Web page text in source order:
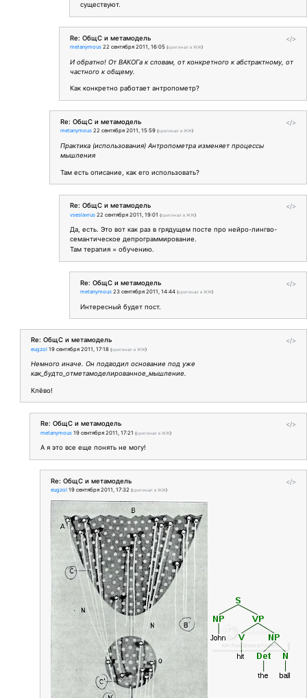
существуют.
</>
Re: ОбщС и метамодель
metanymous 22 сентября 2011, 16:05 (оригинал в ЖЖ)
И обратно! От ВАКОГа к словам, от конкретного к абстрактному, от
частного к общему.
Как конкретно работает антропометр?
</>
Re: ОбщС и метамодель
metanymous 22 сентября 2011, 15:59 (оригинал в ЖЖ)
Практика (использования) Антропометра изменяет процессы
мышления
Там есть описание, как его использовать?
</>
Re: ОбщС и метамодель
vseslavrus 22 сентября 2011, 19:01 (оригинал в ЖЖ)
Да, есть. Это вот как раз в грядущем посте про нейро-лингво-
семантическое депрограммирование.
Там терапия = обучению.
</>
Re: ОбщС и метамодель
metanymous 23 сентября 2011, 14:44 (оригинал в ЖЖ)
Интересный будет пост.
</>
Re: ОбщС и метамодель
eugzol 19 сентября 2011, 17:18 (оригинал в ЖЖ)
Немного иначе. Он подводил основание под уже
как_будто_отметамоделированное_мышление.
Клёво!
</>
Re: ОбщС и метамодель
metanymous 19 сентября 2011, 17:21 (оригинал в ЖЖ)
А я это все еще понять не могу!
</>
Re: ОбщС и метамодель
eugzol 19 сентября 2011, 17:32 (оригинал в ЖЖ)